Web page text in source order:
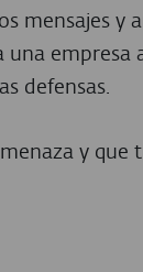
mensajes y
una empresa
defensas.
y que